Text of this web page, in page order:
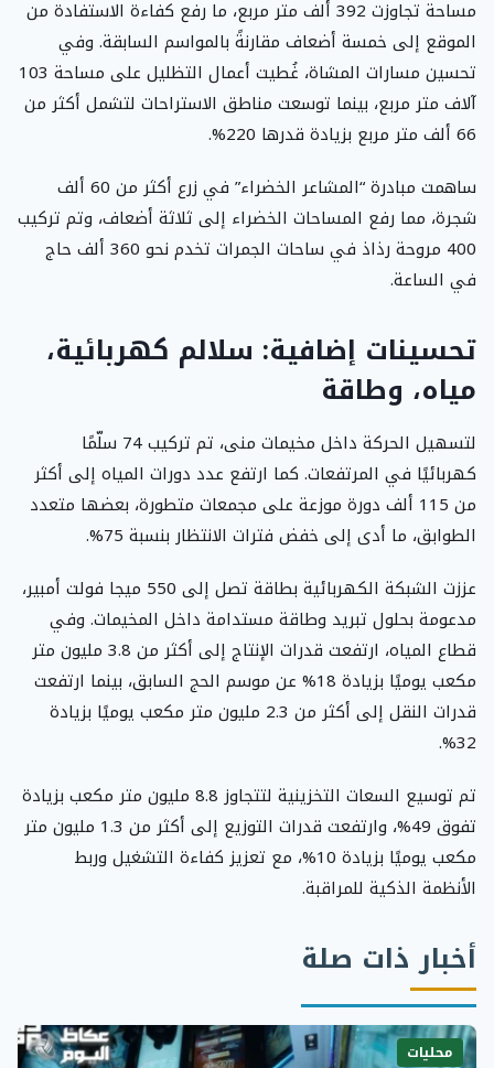
مساحة تجاوزت 392 ألف متر مربع، ما رفع كفاءة الاستفادة من
الموقع إلى خمسة أضعاف مقارنةً بالمواسم السابقة. وفي
تحسين مسارات المشاة، غُطيت أعمال التظليل على مساحة 103
آلاف متر مربع، بينما توسعت مناطق الاستراحات لتشمل أكثر من
66 ألف متر مربع بزيادة قدرها 220%.
ساهمت مبادرة “المشاعر الخضراء” في زرع أكثر من 60 ألف
شجرة، مما رفع المساحات الخضراء إلى ثلاثة أضعاف، وتم تركيب
400 مروحة رذاذ في ساحات الجمرات تخدم نحو 360 ألف حاج
في الساعة.
تحسينات إضافية: سلالم كهربائية،
مياه، وطاقة
لتسهيل الحركة داخل مخيمات منى، تم تركيب 74 سلّمًا
كهربائيًا في المرتفعات. كما ارتفع عدد دورات المياه إلى أكثر
من 115 ألف دورة موزعة على مجمعات متطورة، بعضها متعدد
الطوابق، ما أدى إلى خفض فترات الانتظار بنسبة 75%.
عززت الشبكة الكهربائية بطاقة تصل إلى 550 ميجا فولت أمبير،
مدعومة بحلول تبريد وطاقة مستدامة داخل المخيمات. وفي
قطاع المياه، ارتفعت قدرات الإنتاج إلى أكثر من 3.8 مليون متر
مكعب يوميًا بزيادة 18% عن موسم الحج السابق، بينما ارتفعت
قدرات النقل إلى أكثر من 2.3 مليون متر مكعب يوميًا بزيادة
32%.
تم توسيع السعات التخزينية لتتجاوز 8.8 مليون متر مكعب بزيادة
تفوق 49%، وارتفعت قدرات التوزيع إلى أكثر من 1.3 مليون متر
مكعب يوميًا بزيادة 10%، مع تعزيز كفاءة التشغيل وربط
الأنظمة الذكية للمراقبة.
أخبار ذات صلة
محليات